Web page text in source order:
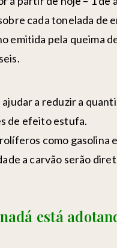
cada tonelada de
emitida pela queima
a reduzir a
de efeito estufa.
como gasolina
a carvão serão
está